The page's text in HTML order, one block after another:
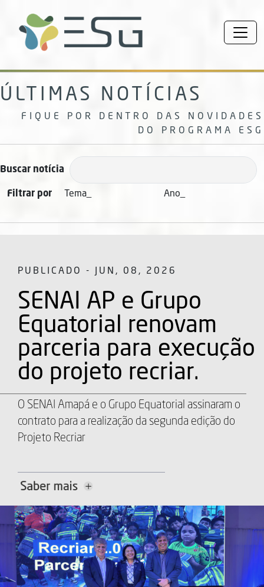
ÚLTIMAS NOTÍCIAS
FIQUE POR DENTRO DAS NOVIDADES
DO PROGRAMA ESG
Buscar notícia
Filtrar por
PUBLICADO - JUN, 08, 2026
SENAI AP e Grupo
Equatorial renovam
parceria para execução
do projeto recriar.
O SENAI Amapá e o Grupo Equatorial assinaram o
contrato para a realização da segunda edição do
Projeto Recriar